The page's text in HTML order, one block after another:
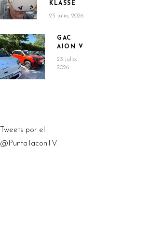
KLASSE
23 julio, 2026
GAC
AION V
23 julio,
2026
Tweets por el
@PuntaTaconTV.